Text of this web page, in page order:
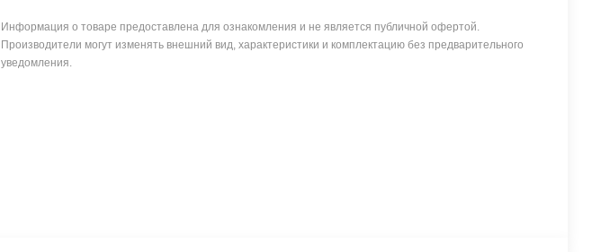
Информация о товаре предоставлена для ознакомления и не является публичной офертой.
Производители могут изменять внешний вид, характеристики и комплектацию без предварительного
уведомления.